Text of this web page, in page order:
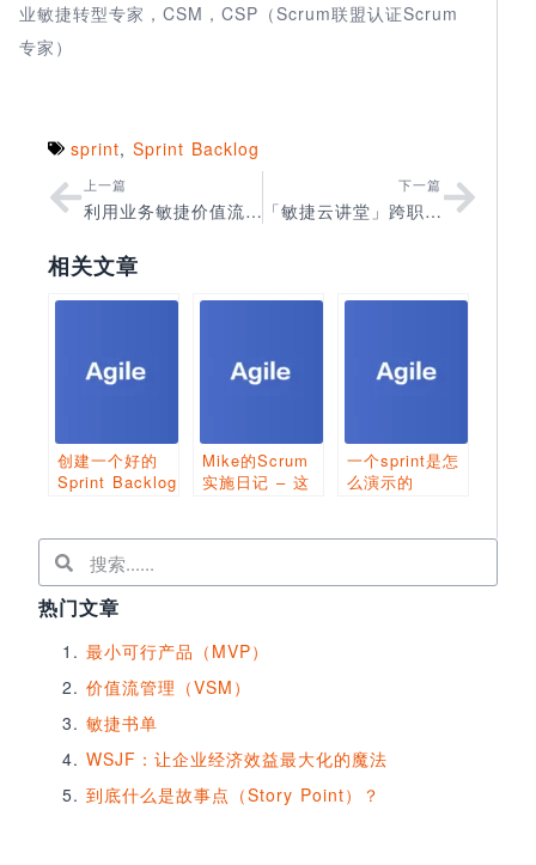
业敏捷转型专家，CSM，CSP（Scrum联盟认证Scrum
专家）
sprint, Sprint Backlog
上一篇
利用业务敏捷价值流（BAVS）加速产品上市
下一篇
「敏捷云讲堂」跨职能自管理团队成员的绩效考核
相关文章
创建一个好的
Sprint Backlog
Mike的Scrum
实施日记 – 这
一个sprint是怎
么演示的
热门文章
最小可行产品（MVP）
价值流管理（VSM）
敏捷书单
WSJF：让企业经济效益最大化的魔法
到底什么是故事点（Story Point）？